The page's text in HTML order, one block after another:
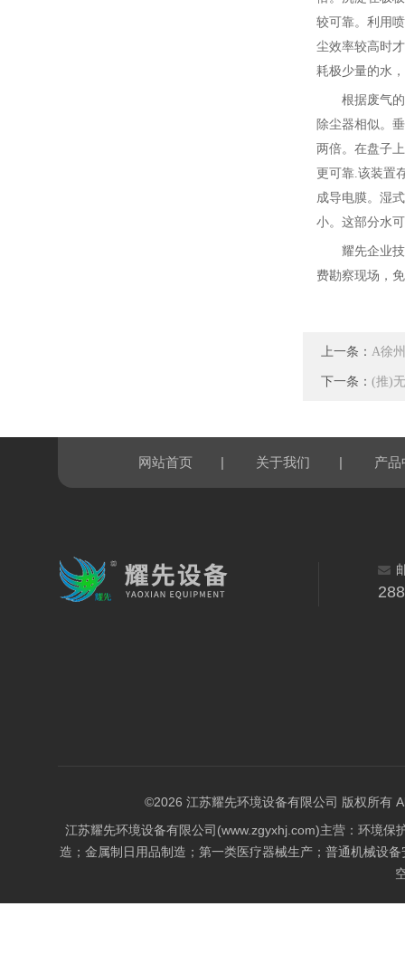
较可靠。利用
尘效率较高时
耗极少量的水
根据废气
除尘器相似。
两倍。在盘子
更可靠.该装置
成导电膜。湿
小。这部分水
耀先企业
费勘察现场，
上一条： A徐
下一条： (推)
网站首页 | 关于我们 | 产品
©2026 江苏耀先环境设备有限公司 版权所有
江苏耀先环境设备有限公司(www.zgyxhj.com)主营：环境
造；金属制日用品制造；第一类医疗器械生产；普通机械设